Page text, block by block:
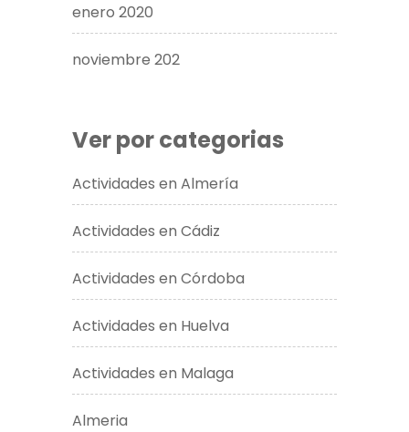
enero 2020
noviembre 202
Ver por categorias
Actividades en Almería
Actividades en Cádiz
Actividades en Córdoba
Actividades en Huelva
Actividades en Malaga
Almeria